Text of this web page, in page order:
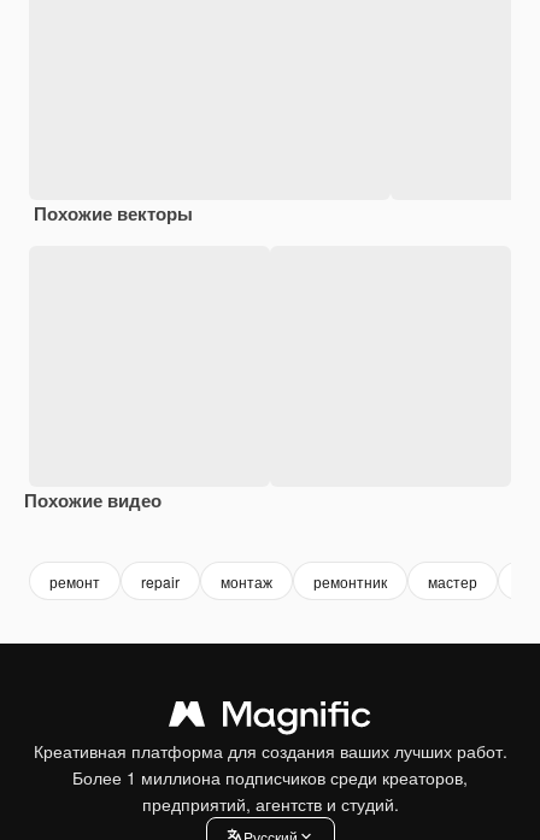
Похожие векторы
Похожие видео
ремонт repair монтаж ремонтник мастер
Креативная платформа для создания ваших лучших работ.
Более 1 миллиона подписчиков среди креаторов,
предприятий, агентств и студий.